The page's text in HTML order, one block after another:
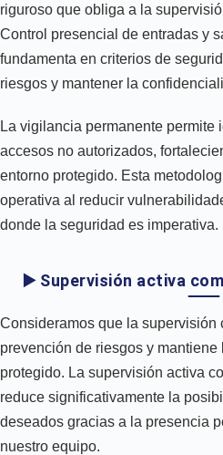
riguroso que obliga a la
Control presencial de entradas y
fundamenta en criterios de
riesgos y mantener la
La vigilancia permanente permite
accesos no autorizados,
entorno protegido. Esta
operativa al reducir
donde la seguridad es imperativa.
▶️ Supervisión activa
Consideramos que la supervisión
prevención de riesgos y
protegido. La supervisión activa
reduce significativamente la
deseados gracias a la presencia
nuestro equipo.